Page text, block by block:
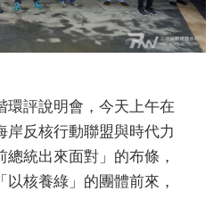
環評說明會，今天上午在
岸反核行動聯盟與時代力
統出來面對」的布條，
核養綠」的團體前來，